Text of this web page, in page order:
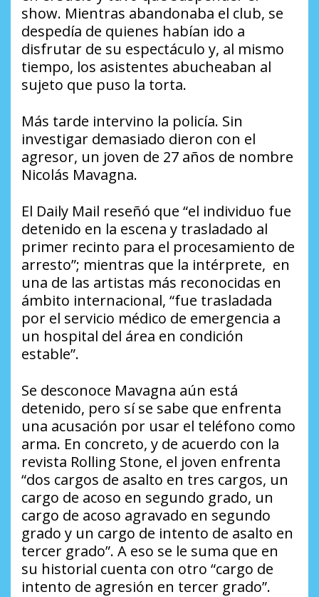
show. Mientras abandonaba el club, se
despedía de quienes habían ido a
disfrutar de su espectáculo y, al mismo
tiempo, los asistentes abucheaban al
sujeto que puso la torta.
Más tarde intervino la policía. Sin
investigar demasiado dieron con el
agresor, un joven de 27 años de nombre
Nicolás Mavagna.
El Daily Mail reseñó que “el individuo fue
detenido en la escena y trasladado al
primer recinto para el procesamiento de
arresto”; mientras que la intérprete, en
una de las artistas más reconocidas en
ámbito internacional, “fue trasladada
por el servicio médico de emergencia a
un hospital del área en condición
estable”.
Se desconoce Mavagna aún está
detenido, pero sí se sabe que enfrenta
una acusación por usar el teléfono como
arma. En concreto, y de acuerdo con la
revista Rolling Stone, el joven enfrenta
“dos cargos de asalto en tres cargos, un
cargo de acoso en segundo grado, un
cargo de acoso agravado en segundo
grado y un cargo de intento de asalto en
tercer grado”. A eso se le suma que en
su historial cuenta con otro “cargo de
intento de agresión en tercer grado”.